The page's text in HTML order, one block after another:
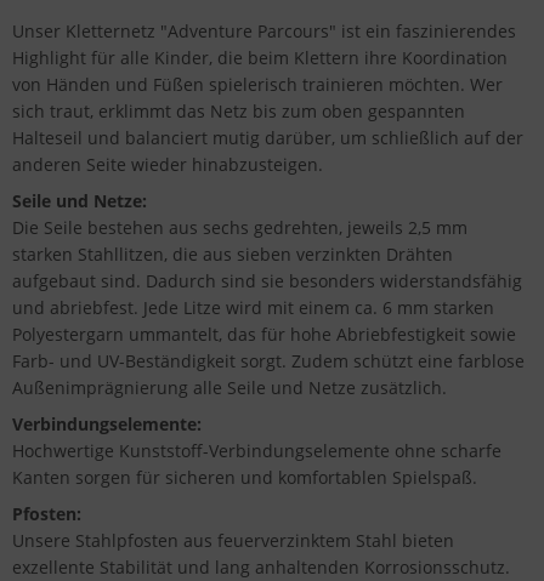
Unser Kletternetz "Adventure Parcours" ist ein faszinierendes
Highlight für alle Kinder, die beim Klettern ihre Koordination
von Händen und Füßen spielerisch trainieren möchten. Wer
sich traut, erklimmt das Netz bis zum oben gespannten
Halteseil und balanciert mutig darüber, um schließlich auf der
anderen Seite wieder hinabzusteigen.
Seile und Netze:
Die Seile bestehen aus sechs gedrehten, jeweils 2,5 mm
starken Stahllitzen, die aus sieben verzinkten Drähten
aufgebaut sind. Dadurch sind sie besonders widerstandsfähig
und abriebfest. Jede Litze wird mit einem ca. 6 mm starken
Polyestergarn ummantelt, das für hohe Abriebfestigkeit sowie
Farb- und UV-Beständigkeit sorgt. Zudem schützt eine farblose
Außenimprägnierung alle Seile und Netze zusätzlich.
Verbindungselemente:
Hochwertige Kunststoff-Verbindungselemente ohne scharfe
Kanten sorgen für sicheren und komfortablen Spielspaß.
Pfosten:
Unsere Stahlpfosten aus feuerverzinktem Stahl bieten
exzellente Stabilität und lang anhaltenden Korrosionsschutz.